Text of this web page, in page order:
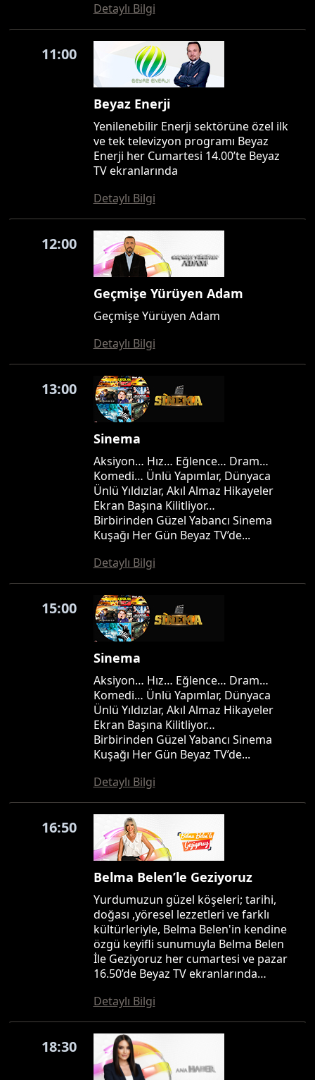
Detaylı Bilgi
11:00
Beyaz Enerji
Yenilenebilir Enerji sektörüne özel ilk
ve tek televizyon programı Beyaz
Enerji her Cumartesi 14.00’te Beyaz
TV ekranlarında
Detaylı Bilgi
12:00
Geçmişe Yürüyen Adam
Geçmişe Yürüyen Adam
Detaylı Bilgi
13:00
Sinema
Aksiyon… Hız… Eğlence… Dram…
Komedi… Ünlü Yapımlar, Dünyaca
Ünlü Yıldızlar, Akıl Almaz Hikayeler
Ekran Başına Kilitliyor…
Birbirinden Güzel Yabancı Sinema
Kuşağı Her Gün Beyaz TV’de...
Detaylı Bilgi
15:00
Sinema
Aksiyon… Hız… Eğlence… Dram…
Komedi… Ünlü Yapımlar, Dünyaca
Ünlü Yıldızlar, Akıl Almaz Hikayeler
Ekran Başına Kilitliyor…
Birbirinden Güzel Yabancı Sinema
Kuşağı Her Gün Beyaz TV’de...
Detaylı Bilgi
16:50
Belma Belen’le Geziyoruz
Yurdumuzun güzel köşeleri; tarihi,
doğası ,yöresel lezzetleri ve farklı
kültürleriyle, Belma Belen'in kendine
özgü keyifli sunumuyla Belma Belen
İle Geziyoruz her cumartesi ve pazar
16.50’de Beyaz TV ekranlarında…
Detaylı Bilgi
18:30